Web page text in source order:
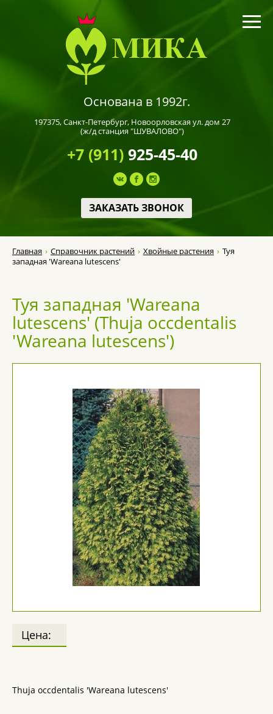
Основана в 1992г.
197375,Санкт-Петербург, Новоорловская ул. дом 27
(ж/д станция "ШУВАЛОВО")
+7 (911)925-45-40
ЗАКАЗАТЬ ЗВОНОК
Главная Справочник растений Хвойные растения
Туя
западная 'Wareana lutescens'
Туя западная 'Wareana
lutescens' (Thuja occdentalis
'Wareana lutescens')
Цена:
Thuja occdentalis 'Wareana lutescens'